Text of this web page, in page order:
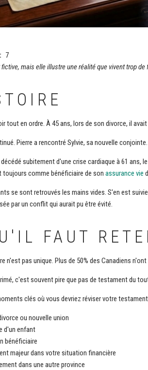
7
mais elle illustre une réalité que vivent trop
tout en ordre. À 45 ans, lors de son divorce, il
Pierre a rencontré Sylvie, sa nouvelle
subitement d'une crise cardiaque à 61
comme bénéficiaire de son assurance vie
se sont retrouvés les mains vides. S'en est
par un conflit qui aurait pu être évité.
FAUT
n'est pas unique. Plus de 50% des Canadiens
c'est souvent pire que pas de testament du
clés où vous devriez réviser votre
ou nouvelle union
d'un enfant
bénéficiaire
majeur dans votre situation financière
dans une autre province